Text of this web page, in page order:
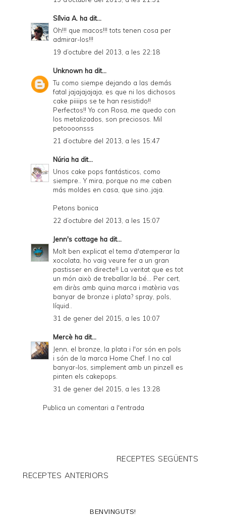
Sílvia A. ha dit...
Oh!!! que macos!!! tots tenen cosa per
admirar-los!!!
19 d’octubre del 2013, a les 22:18
Unknown ha dit...
Tu como siempe dejando a las demás
fatal jajajajajaja, es que ni los dichosos
cake piiiips se te han resistido!!
Perfectos!! Yo con Rosa, me quedo con
los metalizados, son preciosos. Mil
petoooonsss
21 d’octubre del 2013, a les 15:47
Núria ha dit...
Unos cake pops fantásticos, como
siempre.. Y mira, porque no me caben
más moldes en casa, que sino..jaja.
Petons bonica
22 d’octubre del 2013, a les 15:07
Jenn's cottage ha dit...
Molt ben explicat el tema d'atemperar la
xocolata, ho vaig veure fer a un gran
pastisser en directe!! La veritat que es tot
un món això de treballar.la bé... Per cert,
em diràs amb quina marca i matèria vas
banyar de bronze i plata? spray, pols,
líquid..
31 de gener del 2015, a les 10:07
Mercè ha dit...
Jenn, el bronze, la plata i l'or són en pols
i són de la marca Home Chef. I no cal
banyar-los, simplement amb un pinzell es
pinten els cakepops.
31 de gener del 2015, a les 13:28
Publica un comentari a l'entrada
RECEPTES SEGÜENTS
RECEPTES ANTERIORS
BENVINGUTS!